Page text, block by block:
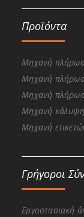
Προϊόντα
Μηχανή
Μηχανή
Μηχανή
Μηχανή
Μηχανή
Γρήγοροι
Εργοστασιακή